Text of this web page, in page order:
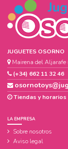
JUGUETES OSORNO
Mairena del Aljarafe
(+34) 662 11 32 46
Tiendas y horarios
LA EMPRESA
Sobre nosotros
Aviso legal